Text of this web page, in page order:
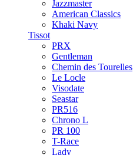
Jazzmaster
American Classics
Khaki Navy
Tissot
PRX
Gentleman
Chemin des Tourelles
Le Locle
Visodate
Seastar
PR516
Chrono L
PR 100
T-Race
Lady